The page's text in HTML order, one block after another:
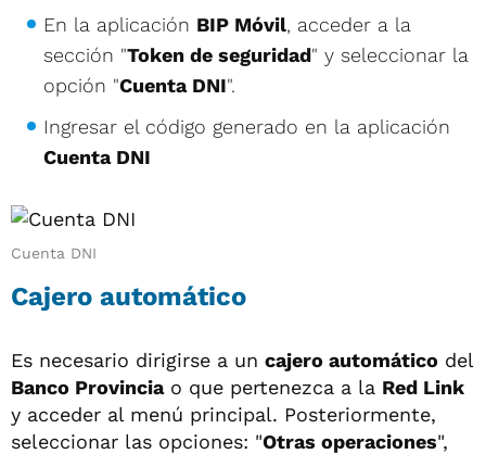
En la aplicación BIP Móvil, acceder a la
sección "Token de seguridad" y seleccionar la
opción "Cuenta DNI".
Ingresar el código generado en la aplicación
Cuenta DNI
Cuenta DNI
Cajero automático
Es necesario dirigirse a un cajero automático del
Banco Provinciao que pertenezca a la Red Link
y acceder al menú principal. Posteriormente,
seleccionar las opciones: "Otras operaciones",